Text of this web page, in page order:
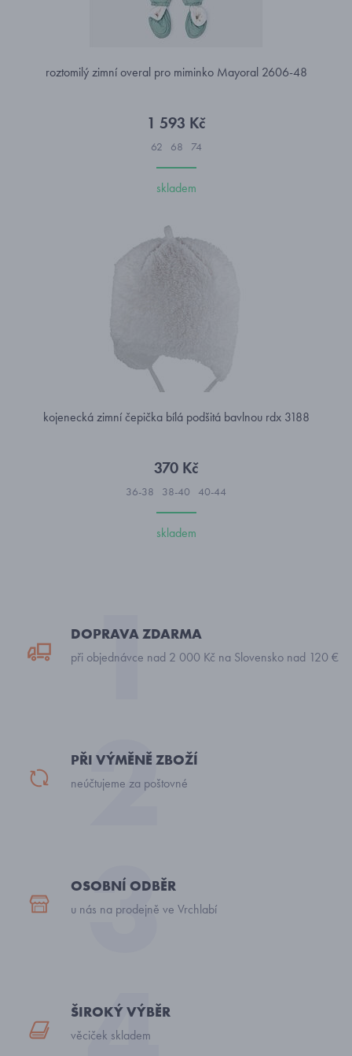
roztomilý zimní overal pro miminko Mayoral 2606-48
1 593 Kč
62 68 74
skladem
kojenecká zimní čepička bílá podšitá bavlnou rdx 3188
370 Kč
36-38 38-40 40-44
skladem
DOPRAVA ZDARMA
při objednávce nad 2 000 Kč na Slovensko nad 120 €
PŘI VÝMĚNĚ ZBOŽÍ
neúčtujeme za poštovné
OSOBNÍ ODBĚR
u nás na prodejně ve Vrchlabí
ŠIROKÝ VÝBĚR
věciček skladem